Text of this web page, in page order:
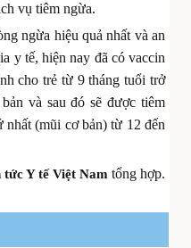
vụ tiêm ngừa.
ngừa hiệu quả nhất và an
y tế, hiện nay đã có vaccin
cho trẻ từ 9 tháng tuổi trở
và sau đó sẽ được tiêm
(mũi cơ bản) từ 12 đến
tức Y tế Việt Nam tổng hợp.